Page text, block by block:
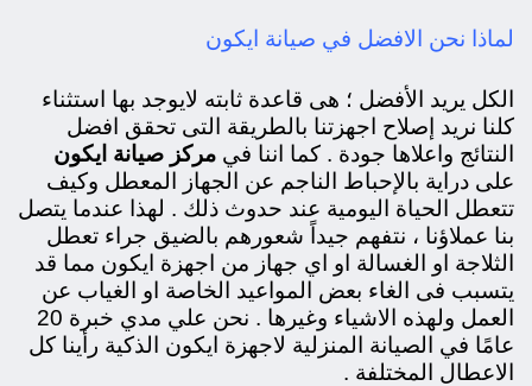
لماذا نحن الافضل في صيانة ايكون
الكل يريد الأفضل ؛ هى قاعدة ثابته لايوجد بها استثناء
كلنا نريد إصلاح اجهزتنا بالطريقة التى تحقق افضل
النتائج واعلاها جودة . كما اننا في مركز صيانة ايكون
على دراية بالإحباط الناجم عن الجهاز المعطل وكيف
تتعطل الحياة اليومية عند حدوث ذلك . لهذا عندما يتصل
بنا عملاؤنا ، نتفهم جيداً شعورهم بالضيق جراء تعطل
الثلاجة او الغسالة او اي جهاز من اجهزة ايكون مما قد
يتسبب فى الغاء بعض المواعيد الخاصة او الغياب عن
العمل ولهذه الاشياء وغيرها . نحن علي مدي خبرة 20
عامًا في الصيانة المنزلية لاجهزة ايكون الذكية رأينا كل
الاعطال المختلفة .